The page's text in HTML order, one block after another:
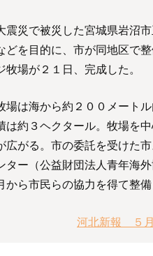
震災で被災した宮城県岩沼
どを目的に、市が同地区で
牧場が２１日、完成した。
場は海から約２００メート
は約３ヘクタール。牧場を
広がる。市の委託を受けた
ター（公益財団法人青年海
から市民らの協力を得て整備
河北新報 ５